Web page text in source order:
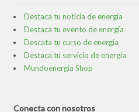
Destaca tu noticia de energía
Destaca tu evento de energía
Descata tu curso de energía
Destaca tu servicio de energía
Mundoenergia Shop
Conecta con nosotros